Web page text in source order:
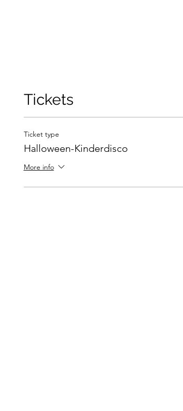
Tickets
Ticket type
Halloween-Kinderdisco
More info